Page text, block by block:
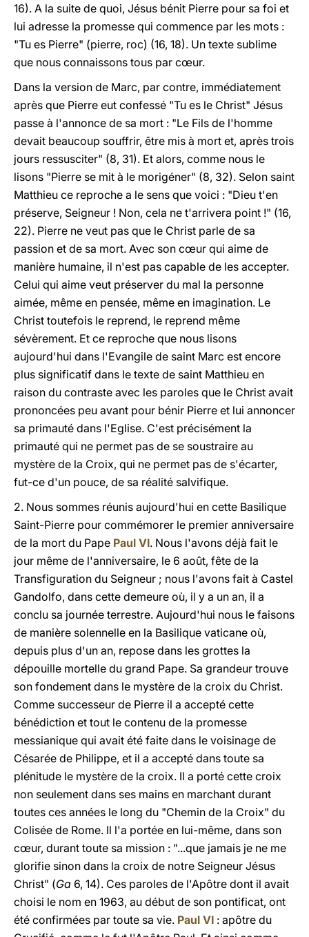
16). A la suite de quoi, Jésus bénit Pierre pour sa foi et
lui adresse la promesse qui commence par les mots :
"Tu es Pierre" (pierre, roc) (16, 18). Un texte sublime
que nous connaissons tous par cœur.
Dans la version de Marc, par contre, immédiatement
après que Pierre eut confessé "Tu es le Christ" Jésus
passe à l'annonce de sa mort : "Le Fils de l'homme
devait beaucoup souffrir, être mis à mort et, après trois
jours ressusciter" (8, 31). Et alors, comme nous le
lisons "Pierre se mit à le morigéner" (8, 32). Selon saint
Matthieu ce reproche a le sens que voici : "Dieu t'en
préserve, Seigneur ! Non, cela ne t'arrivera point !" (16,
22). Pierre ne veut pas que le Christ parle de sa
passion et de sa mort. Avec son cœur qui aime de
manière humaine, il n'est pas capable de les accepter.
Celui qui aime veut préserver du mal la personne
aimée, même en pensée, même en imagination. Le
Christ toutefois le reprend, le reprend même
sévèrement. Et ce reproche que nous lisons
aujourd'hui dans l'Evangile de saint Marc est encore
plus significatif dans le texte de saint Matthieu en
raison du contraste avec les paroles que le Christ avait
prononcées peu avant pour bénir Pierre et lui annoncer
sa primauté dans l'Eglise. C'est précisément la
primauté qui ne permet pas de se soustraire au
mystère de la Croix, qui ne permet pas de s'écarter,
fut-ce d'un pouce, de sa réalité salvifique.
2. Nous sommes réunis aujourd'hui en cette Basilique
Saint-Pierre pour commémorer le premier anniversaire
de la mort du Pape Paul VI. Nous l'avons déjà fait le
jour même de l'anniversaire, le 6 août, fête de la
Transfiguration du Seigneur ; nous l'avons fait à Castel
Gandolfo, dans cette demeure où, il y a un an, il a
conclu sa journée terrestre. Aujourd'hui nous le faisons
de manière solennelle en la Basilique vaticane où,
depuis plus d'un an, repose dans les grottes la
dépouille mortelle du grand Pape. Sa grandeur trouve
son fondement dans le mystère de la croix du Christ.
Comme successeur de Pierre il a accepté cette
bénédiction et tout le contenu de la promesse
messianique qui avait été faite dans le voisinage de
Césarée de Philippe, et il a accepté dans toute sa
plénitude le mystère de la croix. Il a porté cette croix
non seulement dans ses mains en marchant durant
toutes ces années le long du "Chemin de la Croix" du
Colisée de Rome. Il l'a portée en lui-même, dans son
cœur, durant toute sa mission : "...que jamais je ne me
glorifie sinon dans la croix de notre Seigneur Jésus
Christ" (Ga 6, 14). Ces paroles de l'Apôtre dont il avait
choisi le nom en 1963, au début de son pontificat, ont
été confirmées par toute sa vie. Paul VI : apôtre du